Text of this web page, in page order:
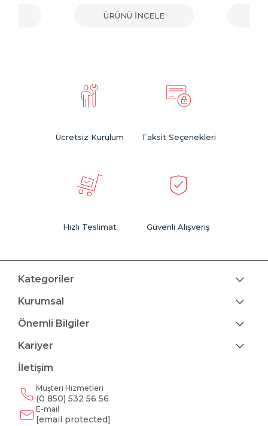
ÜRÜNÜ İNCELE
Ücretsiz Kurulum Taksit Seçenekleri
Hızlı Teslimat Güvenli Alışveriş
Kategoriler
Kurumsal
Önemli Bilgiler
Kariyer
İletişim
Müşteri Hizmetleri
(0 850) 532 56 56
E-mail
[email protected]